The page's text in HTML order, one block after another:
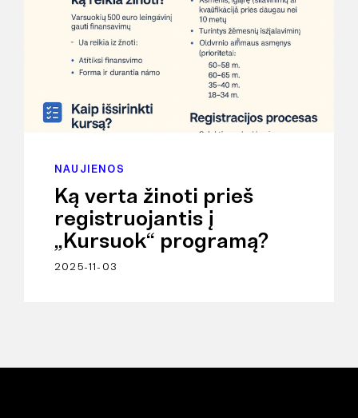
NAUJIENOS
Ką verta žinoti prieš
registruojantis į
„Kursuok“ programą?
2025-11-03